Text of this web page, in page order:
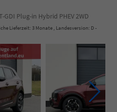
GDI Plug-in Hybrid PHEV 2WD
Lieferzeit: 3 Monate , Landesversion: D -